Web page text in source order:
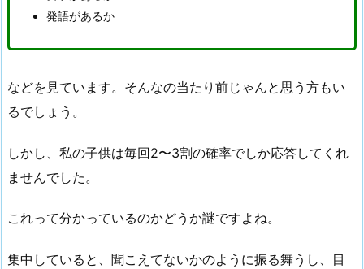
発語があるか
などを見ています。そんなの当たり前じゃんと思う方もい
るでしょう。
しかし、私の子供は毎回2〜3割の確率でしか応答してくれ
ませんでした。
これって分かっているのかどうか謎ですよね。
集中していると、聞こえてないかのように振る舞うし、目